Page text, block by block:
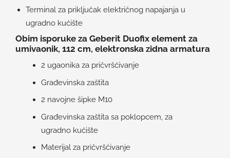
Terminal za priključak električnog napajanja u
ugradno kućište
Obim isporuke za Geberit Duofix element za
umivaonik, 112 cm, elektronska zidna armatura
2 ugaonika za pričvršćivanje
Građevinska zaštita
2 navojne šipke M10
Građevinska zaštita sa poklopcem, za
ugradno kućište
Materijal za pričvršćivanje